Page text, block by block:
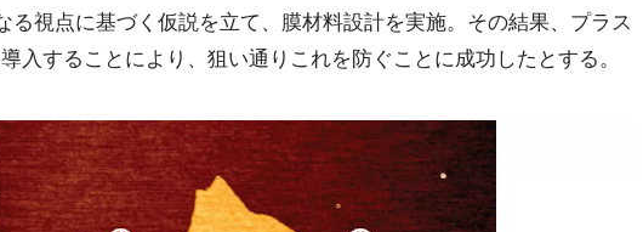
る視点に基づく仮説を立て、膜材料設計を実施。その結果、プラス
入することにより、狙い通りこれを防ぐことに成功したとする。